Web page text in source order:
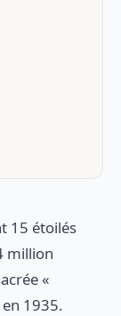
15 étoilés
million
«
1935.